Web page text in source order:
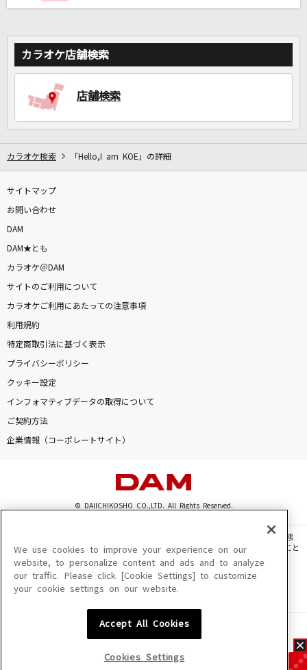
DAMに会員登録・ログインして
カラオケ店舗検索
店舗検索
カラオケ検索 「Hello,I am KOE」の詳細
サイトマップ
お問い合わせ
DAM
DAM★とも
カラオケ＠DAM
サイトのご利用について
カラオケご利用にあたっての注意事項
利用規約
特定商取引法に基づく表示
プライバシーポリシー
クッキー設定
インフォマティブデータの取得について
ご契約方法
企業情報（コーポレートサイト）
© DAIICHIKOSHO CO.,LTD. All Rights Reserved.
このサイトに掲載されている一切の文章・画像・写真・動画・音声等を、手段や形態
を問わず、著作権法の定める範囲を超えて無断で複製、転載、ファイル化などすること
を禁じます。
楽曲及びコンテンツは、機種によりご利用いただけない場合があります。
楽曲及びコンテンツの配信日、配信内容が変更になる場合があります。
We use cookies to improve your experience on our
website, to personalize content and ads and to analyze
our traffic. Please click [Cookie Settings] to customize
your cookie settings on our website.
Accept All Cookies
Cookies Settings